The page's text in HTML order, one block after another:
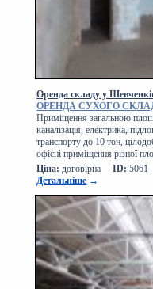
Оренда складу у
ОРЕНДА СУХОГО
Приміщення загальною
каналізація, електрика,
транспорту до 10 тон,
офісні приміщення різної
Ціна: договірна ID: 5061
Детальніше →